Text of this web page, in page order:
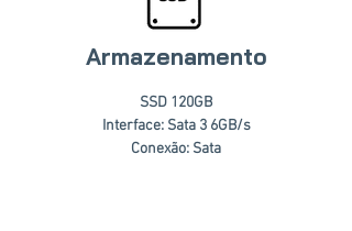
Armazenamento
SSD 120GB
Interface: Sata 3 6GB/s
Conexão: Sata